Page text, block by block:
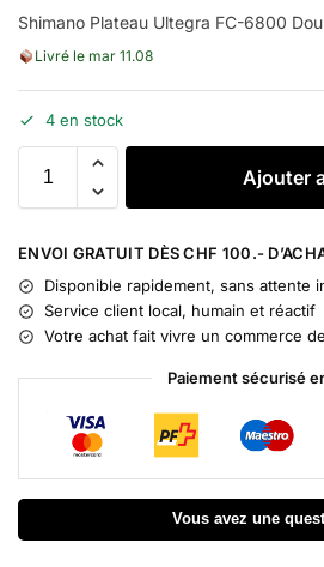
Shimano Plateau Ultegra FC-6800
Livré le mar 11.08
4 en stock
Ajouter
ENVOI GRATUIT DÈS CHF 100.-
Disponible rapidement, sans attente
Service client local, humain et réactif
Votre achat fait vivre un commerce
Paiement sécurisé
Vous avez une